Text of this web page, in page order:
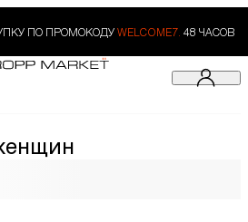
ПО ПРОМОКОДУ WELCOME7. 48 ЧАСОВ